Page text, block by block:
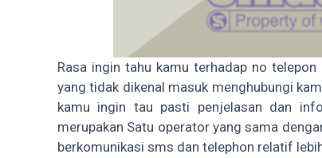
Rasa ingin tahu kamu terhadap no
yang tidak dikenal masuk menghubungi
kamu ingin tau pasti penjelasan dan
merupakan Satu operator yang sama
berkomunikasi sms dan telephon relatif